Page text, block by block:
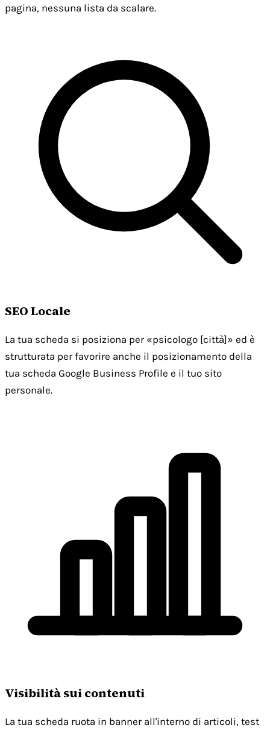
pagina, nessuna lista da scalare.
SEO Locale
La tua scheda si posiziona per «psicologo [città]» ed è
strutturata per favorire anche il posizionamento della
tua scheda Google Business Profile e il tuo sito
personale.
Visibilità sui contenuti
La tua scheda ruota in banner all'interno di articoli, test